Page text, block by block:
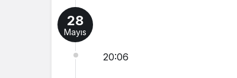
28
Mayıs
20:06